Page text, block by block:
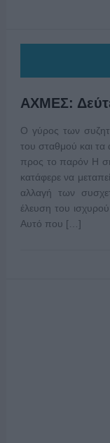
ΑΧΜΕΣ:
Ο γύρος των
του σταθμού και τα
προς το παρόν Η
κατάφερε να
αλλαγή των
έλευση του
Αυτό που […]